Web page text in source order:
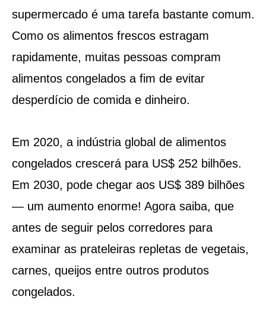
supermercado é uma tarefa bastante comum.
Como os alimentos frescos estragam
rapidamente, muitas pessoas compram
alimentos congelados a fim de evitar
desperdício de comida e dinheiro.
Em 2020, a indústria global de alimentos
congelados crescerá para US$ 252 bilhões.
Em 2030, pode chegar aos US$ 389 bilhões
— um aumento enorme! Agora saiba, que
antes de seguir pelos corredores para
examinar as prateleiras repletas de vegetais,
carnes, queijos entre outros produtos
congelados.